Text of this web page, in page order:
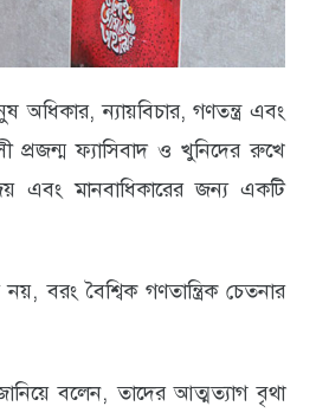
ন্যায়বিচার, গণতন্ত্র এবং
প্রজন্ম ফ্যাসিবাদ ও খুনিদের রুখে
এবং মানবাধিকারের জন্য একটি
বরং বৈশ্বিক গণতান্ত্রিক চেতনার
বলেন, তাদের আত্মত্যাগ বৃথা